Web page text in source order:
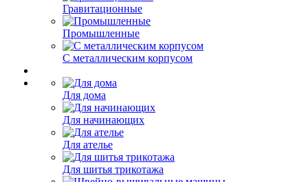
Гравитационные
Промышленные
С металлическим корпусом
Для дома
Для начинающих
Для ателье
Для шитья трикотажа